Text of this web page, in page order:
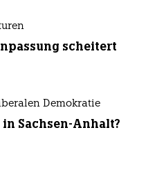
scheitert
Demokratie
Sachsen-Anhalt?